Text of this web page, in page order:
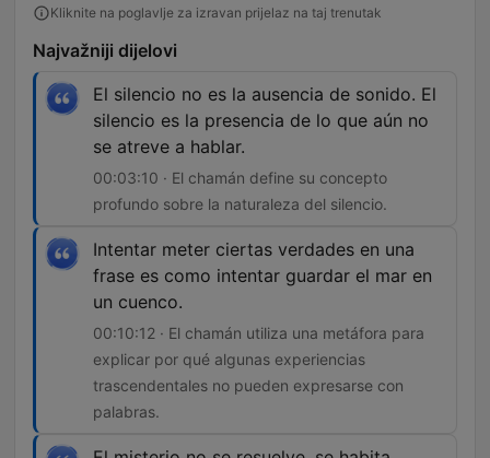
Kliknite na poglavlje za izravan prijelaz na taj trenutak
Najvažniji dijelovi
El silencio no es la ausencia de sonido. El
silencio es la presencia de lo que aún no
se atreve a hablar.
00:03:10 · El chamán define su concepto
profundo sobre la naturaleza del silencio.
Intentar meter ciertas verdades en una
frase es como intentar guardar el mar en
un cuenco.
00:10:12 · El chamán utiliza una metáfora para
explicar por qué algunas experiencias
trascendentales no pueden expresarse con
palabras.